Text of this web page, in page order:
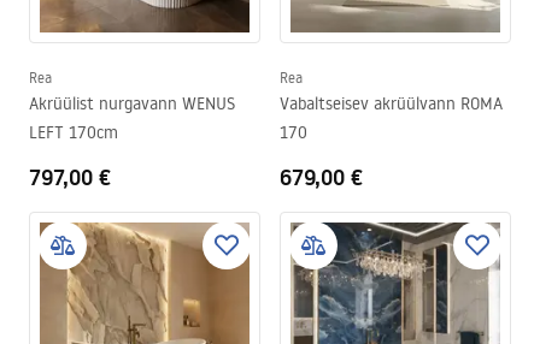
Rea
Akrüülist nurgavann WENUS
LEFT 170cm
797,00 €
Rea
Vabaltseisev akrüülvann ROMA
170
679,00 €